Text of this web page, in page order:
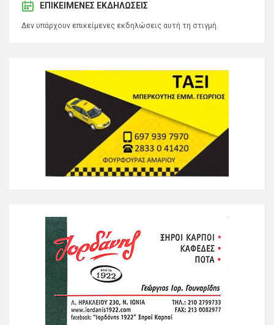
ΕΠΙΚΕΊΜΕΝΕΣ ΕΚΔΗΛΏΣΕΙΣ
Δεν υπάρχουν επικείμενες εκδηλώσεις αυτή τη στιγμή.